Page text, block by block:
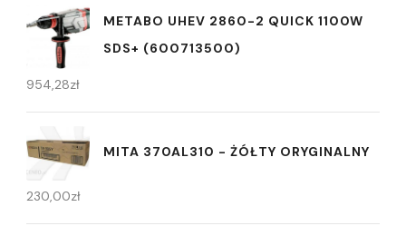
METABO UHEV 2860-2 QUICK 1100W
SDS+ (600713500)
954,28zł
MITA 370AL310 - ŻÓŁTY ORYGINALNY
230,00zł